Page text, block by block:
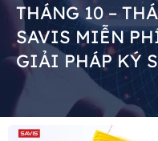
THÁNG 10 –
SAVIS MIỄN
GIẢI PHÁP KÝ